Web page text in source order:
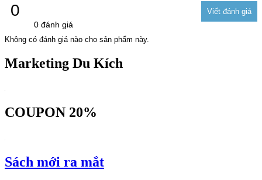
0
0 đánh giá
Không có đánh giá nào cho sản phẩm này.
Marketing Du Kích
COUPON 20%
Sách mới ra mắt